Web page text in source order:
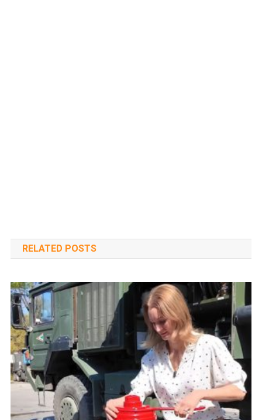
RELATED POSTS